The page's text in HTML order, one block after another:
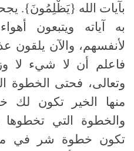
بآيات الله {يَظْلِمُونَ}.
به آياته ويتبعون
لأنفسهم، والآن يلقون
فاعلم أن لا شيء لا
وتعالى، فحتى الخطوة
منها الخير تكون لك
والخطوة التي تخطوها
تكون خطوة شر في